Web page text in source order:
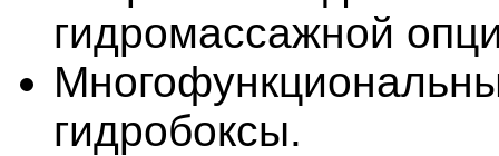
гидромассажной
гидробоксы.